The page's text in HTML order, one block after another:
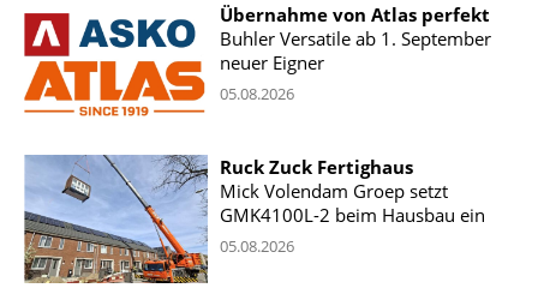
Übernahme von Atlas perfekt
Buhler Versatile ab 1. September
neuer Eigner
05.08.2026
Ruck Zuck Fertighaus
Mick Volendam Groep setzt
GMK4100L-2 beim Hausbau ein
05.08.2026